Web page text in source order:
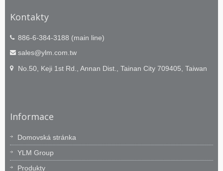
Kontakty
886-6-384-3188 (main line)
sales@ylm.com.tw
No.50, Keji 1st Rd., Annan Dist., Tainan City 709405, Taiwan
Informace
Domovská stránka
YLM Group
Produkty